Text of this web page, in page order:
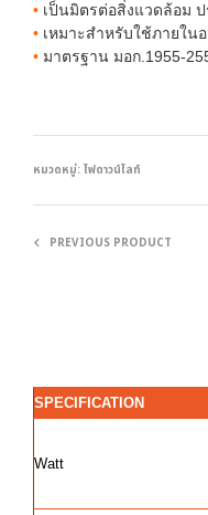
• เป็นมิตรต่อสิ่งแวดล้อม
• เหมาะสำหรับใช้ภายใน
• มาตรฐาน มอก.1955-
หมวดหมู่:ไฟดาวน์ไลท์
PREVIOUS PRODUCT
SPECIFICATION
Watt